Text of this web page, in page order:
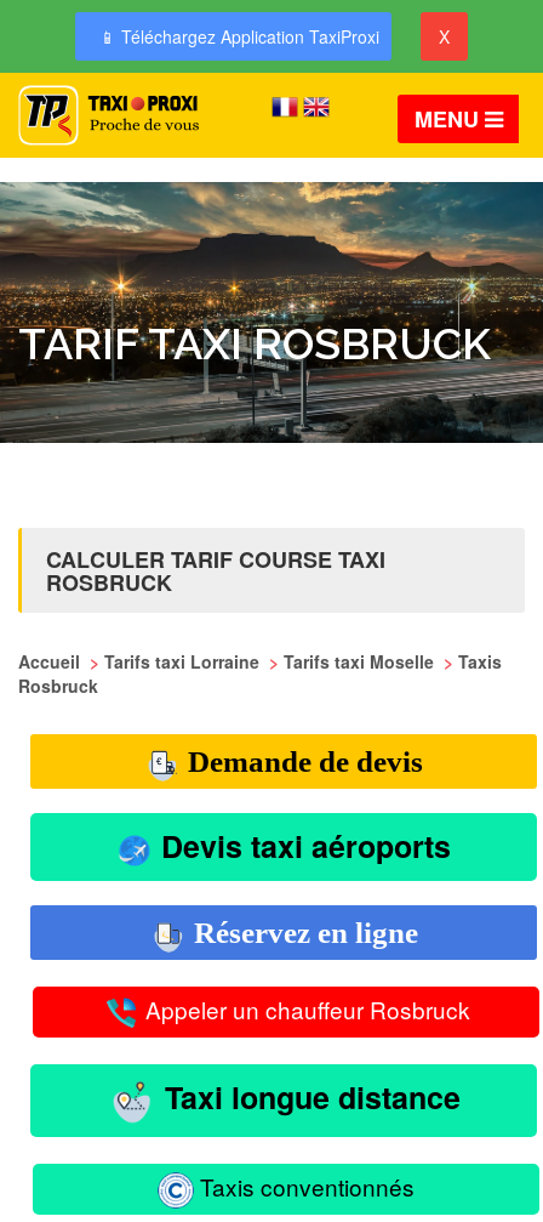
📱 Téléchargez Application TaxiProxi X
MENU
TARIF TAXI ROSBRUCK
CALCULER TARIF COURSE TAXI
ROSBRUCK
Accueil > Tarifs taxi Lorraine > Tarifs taxi Moselle > Taxis
Rosbruck
Demande de devis
Devis taxi aéroports
Réservez en ligne
Appeler un chauffeur Rosbruck
Taxi longue distance
Taxis conventionnés